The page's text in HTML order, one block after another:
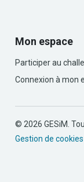
Mon espace
Participer au
Connexion à mon
© 2026 GESiM.
Gestion de cookies